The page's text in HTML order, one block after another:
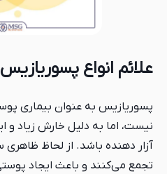
علائم انواع
پسوریازیس به عنوان بیماری
نیست، اما به دلیل خارش زیاد و
آزار دهنده باشد. از لحاظ
تجمع می‌کنند و باعث ایجاد